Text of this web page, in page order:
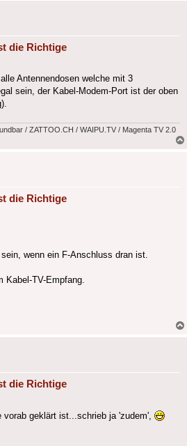
die Richtige
Antennendosen welche mit 3
sein, der Kabel-Modem-Port ist der oben
/ ZATTOO.CH / WAIPU.TV / Magenta TV 2.0
die Richtige
wenn ein F-Anschluss dran ist.
Kabel-TV-Empfang.
die Richtige
geklärt ist...schrieb ja 'zudem',